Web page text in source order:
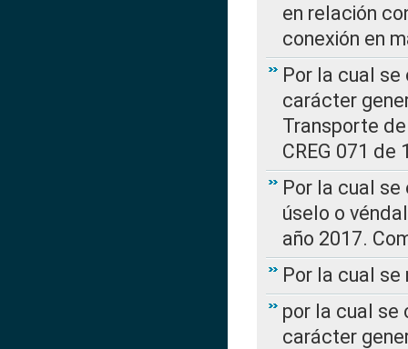
en relación
conexión en
Por la cual
carácter
Transporte
CREG 071 de
Por la cual
úselo o
año 2017.
Por la cual se
por la cual se
carácter